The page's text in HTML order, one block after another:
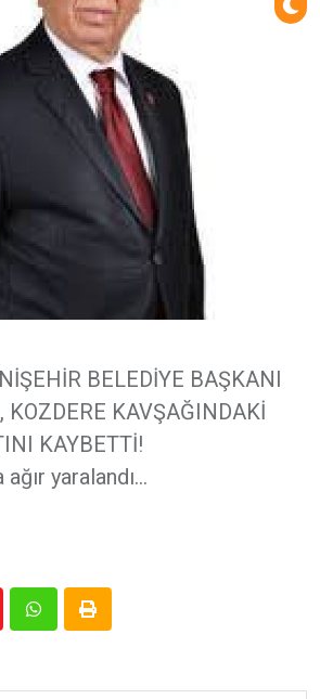
BELEDİYE BAŞKANI
KOZDERE KAVŞAĞINDAKİ
KAYBETTİ!
yaralandı...